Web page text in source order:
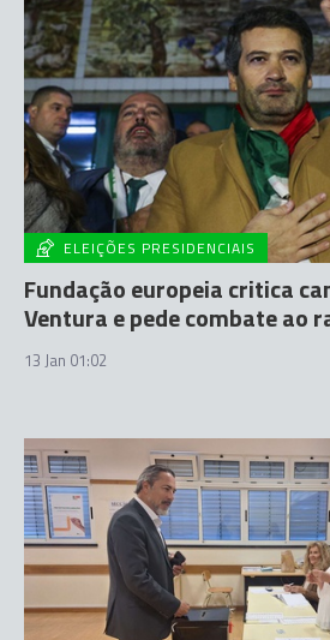
ELEIÇÕES PRESIDENCIAIS
Fundação europeia critica
Ventura e pede combate ao
13 Jan 01:02